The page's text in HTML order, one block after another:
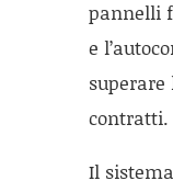
pannelli
e
superare
contratti.
Il